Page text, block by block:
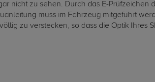
nicht zu sehen. Durch das E-Prüfzeichen
muss im Fahrzeug mitgeführt
zu verstecken, so dass die Optik Ihres